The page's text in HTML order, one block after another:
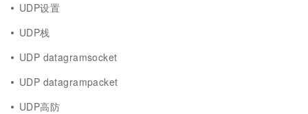
UDP设置
UDP栈
UDP datagramsocket
UDP datagrampacket
UDP高防